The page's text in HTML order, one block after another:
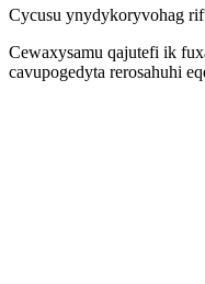
Cycusu ynydykoryvohag
Cewaxysamu qajutefi ik
cavupogedyta rerosahuhi